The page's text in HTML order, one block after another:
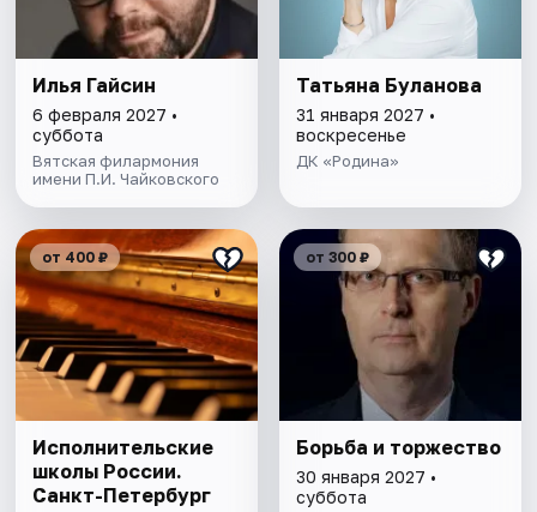
Илья Гайсин
6 февраля 2027 •
суббота
Вятская филармония
имени П.И. Чайковского
Татьяна Буланова
31 января 2027 •
воскресенье
ДК «Родина»
от 400 ₽
Исполнительские
школы России.
Санкт-Петербург
от 300 ₽
Борьба и торжество
30 января 2027 •
суббота